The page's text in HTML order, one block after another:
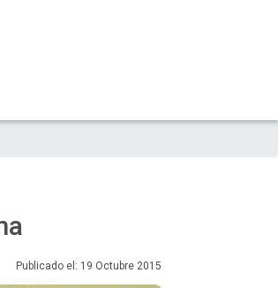
Publicado el: 19 Octubre 2015